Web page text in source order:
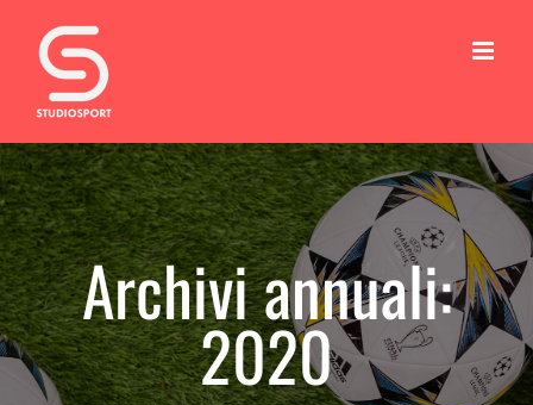
contenuto
Archivi annuali:
2020